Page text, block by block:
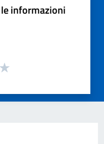
informazioni